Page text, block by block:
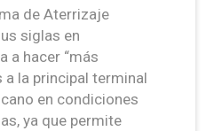
de Aterrizaje
siglas en
a hacer “más
a la principal terminal
en condiciones
ya que permite